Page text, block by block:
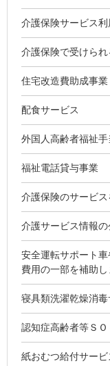
介護保険サービス
介護保険で受けられ
住宅改造費助成事業
配食サービス
外国人高齢者福祉
福祉電話貸与事業
介護保険のサービ
介護サービス情報の
安全運転サポート
費用の一部を補助し
寝具類洗濯乾燥消毒
認知症高齢者等Ｓ
紙おむつ給付サービ